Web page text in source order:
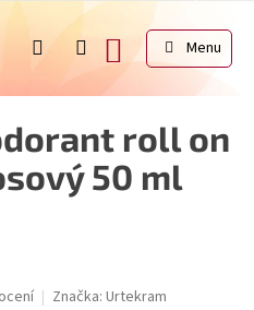
NÁKUPNÍ
KOŠÍK
roll on
50 ml
Značka: Urtekram